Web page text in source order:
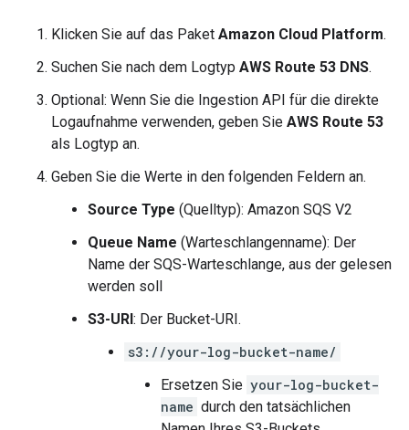
Klicken Sie auf das Paket Amazon Cloud Platform.
Suchen Sie nach dem Logtyp AWS Route 53 DNS.
Optional: Wenn Sie die Ingestion API für die direkte
Logaufnahme verwenden, geben Sie AWS Route 53
als Logtyp an.
Geben Sie die Werte in den folgenden Feldern an.
Source Type (Quelltyp): Amazon SQS V2
Queue Name (Warteschlangenname): Der
Name der SQS-Warteschlange, aus der gelesen
werden soll
S3-URI: Der Bucket-URI.
s3://your-log-bucket-name/
Ersetzen Sie your-log-bucket-
name durch den tatsächlichen